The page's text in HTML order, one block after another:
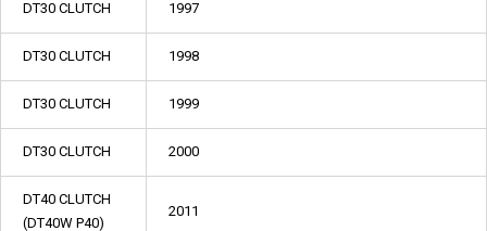
DT30 CLUTCH 1997
DT30 CLUTCH 1998
DT30 CLUTCH 1999
DT30 CLUTCH 2000
DT40 CLUTCH
(DT40W P40)
2011